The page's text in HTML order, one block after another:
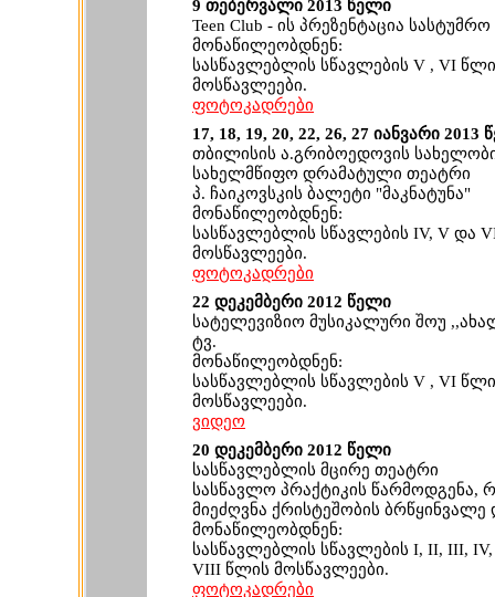
9 თებერვალი 2013 წელი
Teen Club - ის პრეზენტაცია
მონაწილეობდნენ:
სასწავლებლის სწავლების V , VI
მოსწავლეები.
ფოტოკადრები
17, 18, 19, 20, 22, 26, 27 იანვარი 2013
თბილისის ა.გრიბოედოვის
სახელმწიფო დრამატული თეატრი
პ. ჩაიკოვსკის ბალეტი "მაკნატუნა"
მონაწილეობდნენ:
სასწავლებლის სწავლების IV, V და
მოსწავლეები.
ფოტოკადრები
22 დეკემბერი 2012 წელი
სატელევიზიო მუსიკალური შოუ
ტვ.
მონაწილეობდნენ:
სასწავლებლის სწავლების V , VI
მოსწავლეები.
ვიდეო
20 დეკემბერი 2012 წელი
სასწავლებლის მცირე თეატრი
სასწავლო პრაქტიკის წარმოდგენა,
მიეძღვნა ქრისტეშობის
მონაწილეობდნენ:
სასწავლებლის სწავლების I, II, III,
VIII წლის მოსწავლეები.
ფოტოკადრები